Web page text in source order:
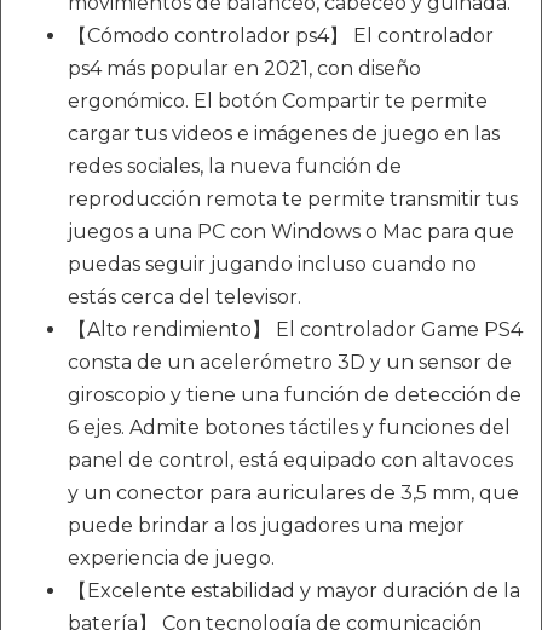
【Cómodo controlador ps4】 El controlador
ps4 más popular en 2021, con diseño
ergonómico. El botón Compartir te permite
cargar tus videos e imágenes de juego en las
redes sociales, la nueva función de
reproducción remota te permite transmitir tus
juegos a una PC con Windows o Mac para que
puedas seguir jugando incluso cuando no
estás cerca del televisor.
【Alto rendimiento】 El controlador Game PS4
consta de un acelerómetro 3D y un sensor de
giroscopio y tiene una función de detección de
6 ejes. Admite botones táctiles y funciones del
panel de control, está equipado con altavoces
y un conector para auriculares de 3,5 mm, que
puede brindar a los jugadores una mejor
experiencia de juego.
【Excelente estabilidad y mayor duración de la
batería】 Con tecnología de comunicación